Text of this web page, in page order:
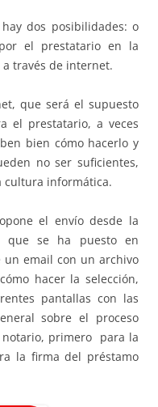
dos posibilidades: o
el prestatario en la
través de internet.
que será el supuesto
el prestatario, a veces
bien cómo hacerlo y
no ser suficientes,
cultura informática.
el envío desde la
que se ha puesto en
email con un archivo
hacer la selección,
pantallas con las
sobre el proceso
notario, primero para la
la firma del préstamo